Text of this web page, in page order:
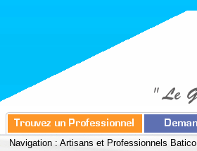
Navigation : Artisans et Professionnels Batico